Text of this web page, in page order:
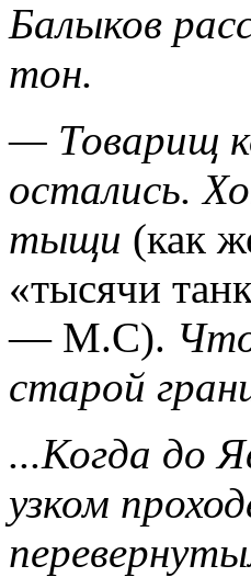
Балыков
тон.
— Товарищ
остались.
тыщи (как
«тысячи
— М.С).
старой
...Когда до
узком